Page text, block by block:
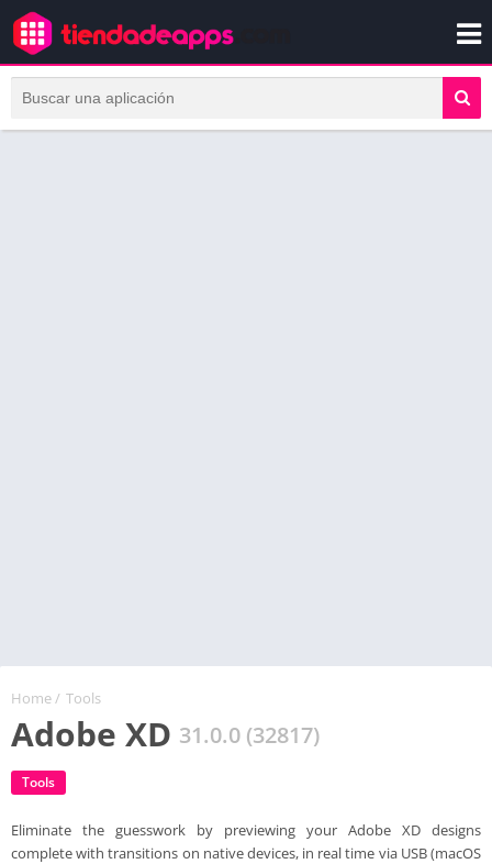
Home/ Tools
Adobe XD 31.0.0 (32817)
Tools
Eliminate the guesswork by previewing your Adobe XD designs
complete with transitions on native devices, in real time via USB (macOS